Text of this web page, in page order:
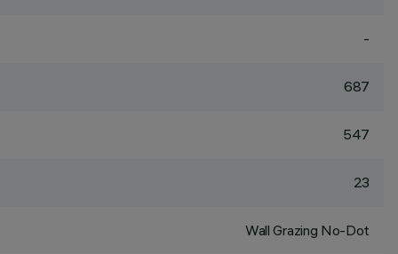
-
687
547
23
Wall Grazing No-Dot